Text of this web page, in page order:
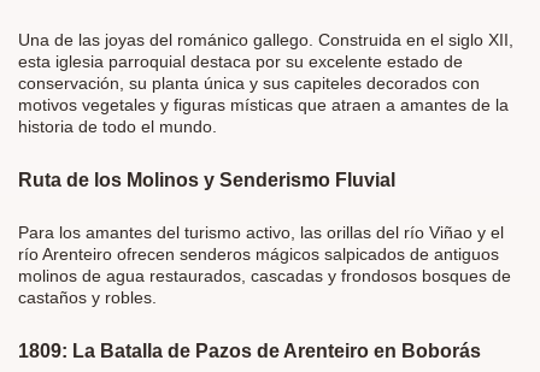
Una de las joyas del románico gallego. Construida en el siglo XII,
esta iglesia parroquial destaca por su excelente estado de
conservación, su planta única y sus capiteles decorados con
motivos vegetales y figuras místicas que atraen a amantes de la
historia de todo el mundo.
Ruta de los Molinos y Senderismo Fluvial
Para los amantes del turismo activo, las orillas del río Viñao y el
río Arenteiro ofrecen senderos mágicos salpicados de antiguos
molinos de agua restaurados, cascadas y frondosos bosques de
castaños y robles.
1809: La Batalla de Pazos de Arenteiro en Boborás